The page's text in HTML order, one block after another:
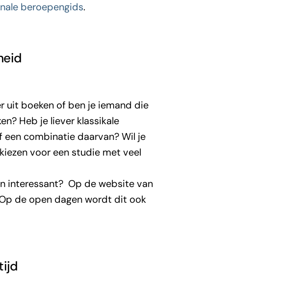
beroepengids.
uit boeken of ben je iemand die
Heb je liever klassikale
combinatie daarvan? Wil je
voor een studie met veel
interessant? Op de website van
de open dagen wordt dit ook